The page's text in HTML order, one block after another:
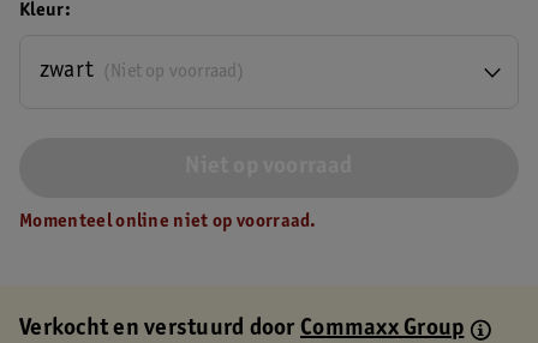
Kleur
(Niet op voorraad)
zwart
Momenteel online niet op voorraad.
Verkocht en verstuurd doorCommaxx Group